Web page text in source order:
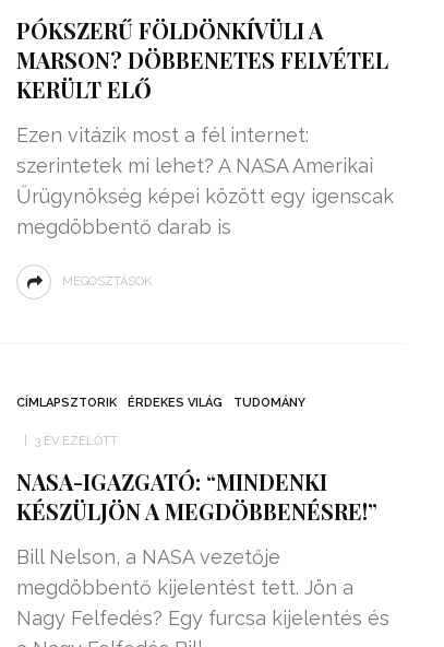
PÓKSZERŰ FÖLDÖNKÍVÜLI A
MARSON? DÖBBENETES FELVÉTEL
KERÜLT ELŐ
Ezen vitázik most a fél internet:
szerintetek mi lehet? A NASA Amerikai
Űrügynökség képei között egy igenscak
megdöbbentő darab is
MEGOSZTÁSOK
CÍMLAPSZTORIK ÉRDEKES VILÁG TUDOMÁNY
3 ÉV EZELŐTT
NASA-IGAZGATÓ: “MINDENKI
KÉSZÜLJÖN A MEGDÖBBENÉSRE!”
Bill Nelson, a NASA vezetője
megdöbbentő kijelentést tett. Jön a
Nagy Felfedés? Egy furcsa kijelentés és